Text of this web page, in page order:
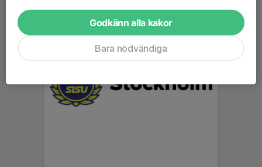
Godkänn alla kakor
Bara nödvändiga